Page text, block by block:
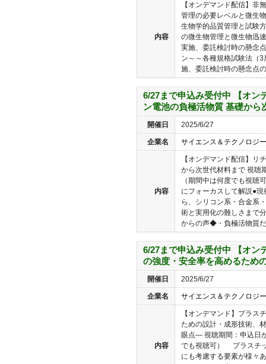
内容
【オンデマンド配信】非
管理の必要レベルと微生
生物学的品質管理と試験
の微生物管理と微生物迅
実施、委託検討時の懸念
ン～～各種規格試験法（
施、委託検討時の懸念点
6/27まで申込み受付中 【オン
ン電池の負極活物質 基礎から
開催日 2025/6/27
企業名 サイエンス＆テクノロジ
内容
【オンデマンド配信】リ
から次世代材料まで 視聴
（期間中は何度でも視聴
にフォーカスして解説●
ら、シリコン系・合金系
術と実用化の難しさまで
からの声◆・負極活物質
6/27まで申込み受付中 【オン
の強度・安全率を高めるため
開催日 2025/6/27
企業名 サイエンス＆テクノロジ
内容
【オンデマンド】プラス
ための設計・成形技術、
眼点― 視聴期間：申込日
でも視聴可） プラスチ
にも考慮する要素が様々